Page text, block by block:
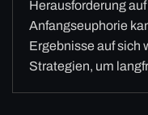
Herausforderung
Anfangseuphorie
Ergebnisse auf sich
Strategien, um